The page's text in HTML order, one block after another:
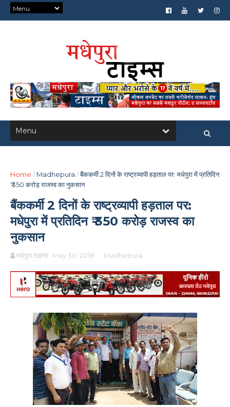
Home / Madhepura /बैंककर्मी 2 दिनों के राष्ट्रव्यापी हड़ताल पर: मधेपुरा में प्रतिदिन
₹ 350 करोड़ राजस्व का नुकसान
बैंककर्मी 2 दिनों के राष्ट्रव्यापी हड़ताल पर:
मधेपुरा में प्रतिदिन ₹ 350 करोड़ राजस्व का
नुकसान
मधेपुरा टाइम्स May 30, 2018 - Madhepura